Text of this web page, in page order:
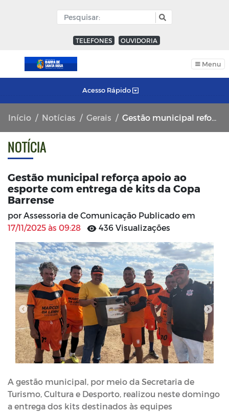
TELEFONES OUVIDORIA
Menu
Acesso Rápido
Início Notícias Gerais Gestão municipal reforça apoio ao esporte com entrega de kits da Copa Barrense
NOTÍCIA
Gestão municipal reforça apoio ao
esporte com entrega de kits da Copa
Barrense
por Assessoria de Comunicação Publicado em
17/11/2025 às 09:28
436 Visualizações
A gestão municipal, por meio da Secretaria de
Turismo, Cultura e Desporto, realizou neste domingo
a entrega dos kits destinados às equipes